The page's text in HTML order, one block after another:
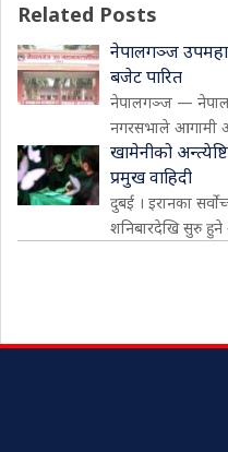
Related Posts
नेपालगञ्ज
बजेट पारित
नेपालगञ्ज —
नगरसभाले आगामी
खामेनीको
प्रमुख वाहिदी
दुबई । इरानका
शनिबारदेखि सुरु हुने